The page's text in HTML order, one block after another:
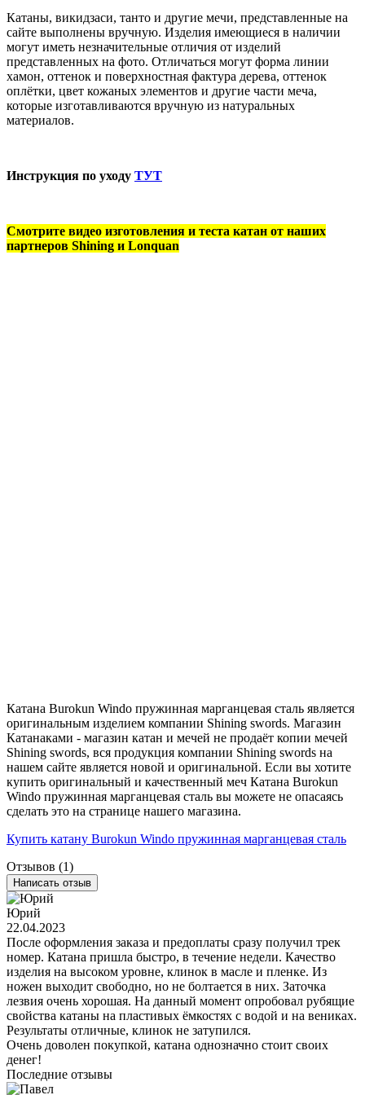
Катаны, викидзаси, танто и другие мечи, представленные на
сайте выполнены вручную. Изделия имеющиеся в наличии
могут иметь незначительные отличия от изделий
представленных на фото. Отличаться могут форма линии
хамон, оттенок и поверхностная фактура дерева, оттенок
оплётки, цвет кожаных элементов и другие части меча,
которые изготавливаются вручную из натуральных
материалов.
Инструкция по уходу ТУТ
Смотрите видео изготовления и теста катан от наших
партнеров Shining и Lonquan
Катана Burokun Windo пружинная марганцевая сталь является
оригинальным изделием компании Shining swords. Магазин
Катанаками - магазин катан и мечей не продаёт копии мечей
Shining swords, вся продукция компании Shining swords на
нашем сайте является новой и оригинальной. Если вы хотите
купить оригинальный и качественный меч Катана Burokun
Windo пружинная марганцевая сталь вы можете не опасаясь
сделать это на странице нашего магазина.
Купить катану Burokun Windo пружинная марганцевая сталь
Отзывов (1)
Написать отзыв
Юрий
22.04.2023
После оформления заказа и предоплаты сразу получил трек
номер. Катана пришла быстро, в течение недели. Качество
изделия на высоком уровне, клинок в масле и пленке. Из
ножен выходит свободно, но не болтается в них. Заточка
лезвия очень хорошая. На данный момент опробовал рубящие
свойства катаны на пластивых ёмкостях с водой и на вениках.
Результаты отличные, клинок не затупился.
Очень доволен покупкой, катана однозначно стоит своих
денег!
Последние отзывы